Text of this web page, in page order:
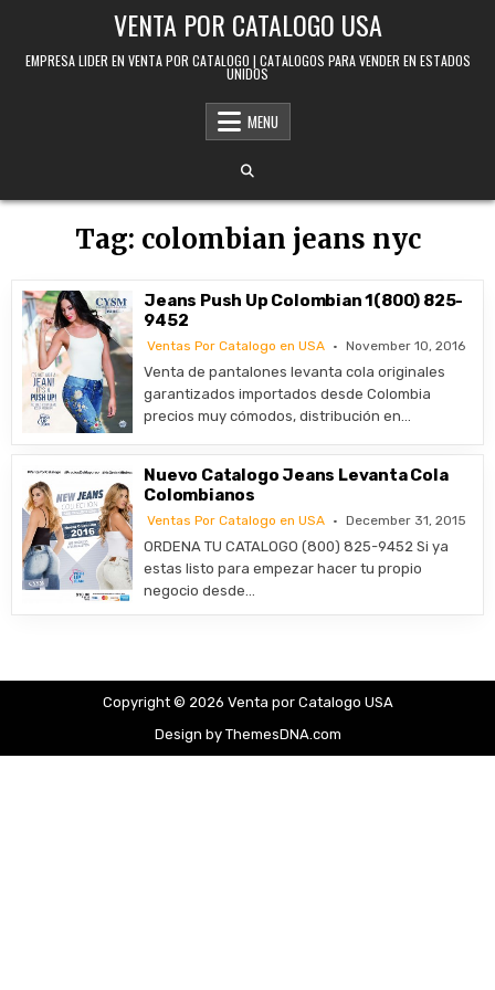
VENTA POR CATALOGO USA
EMPRESA LIDER EN VENTA POR CATALOGO | CATALOGOS PARA VENDER EN ESTADOS
UNIDOS
MENU
Tag: colombian jeans nyc
Jeans Push Up Colombian 1(800) 825-
9452
Ventas Por Catalogo en USA November 10, 2016
Venta de pantalones levanta cola originales
garantizados importados desde Colombia
precios muy cómodos, distribución en…
Nuevo Catalogo Jeans Levanta Cola
Colombianos
Ventas Por Catalogo en USA December 31, 2015
ORDENA TU CATALOGO (800) 825-9452 Si ya
estas listo para empezar hacer tu propio
negocio desde…
Copyright © 2026 Venta por Catalogo USA
Design by ThemesDNA.com